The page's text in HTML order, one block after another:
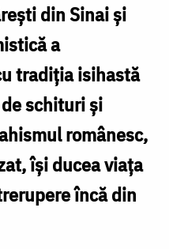
din Sinai și
a
tradiția isihastă
schituri și
românesc,
își ducea viața
încă din